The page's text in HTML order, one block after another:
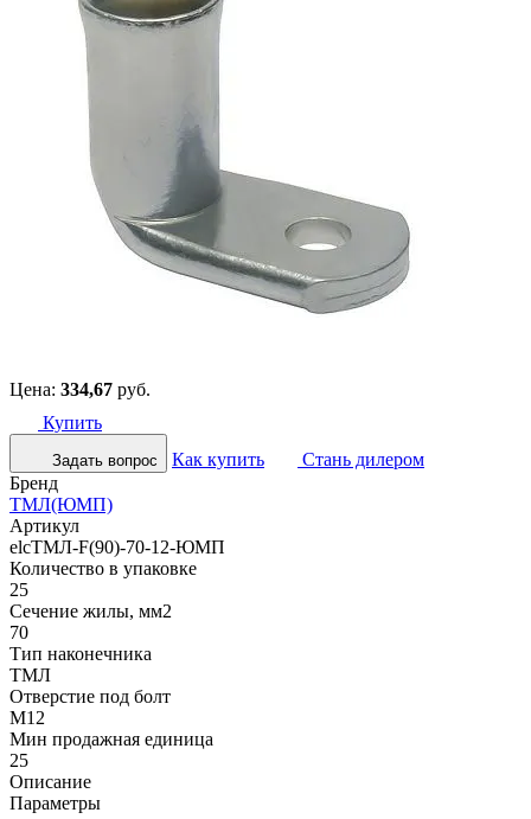
Цена: 334,67 руб.
Купить
Задать вопрос Как купить
Стань дилером
Бренд
ТМЛ(ЮМП)
Артикул
elcТМЛ-F(90)-70-12-ЮМП
Количество в упаковке
25
Сечение жилы, мм2
70
Тип наконечника
ТМЛ
Отверстие под болт
М12
Мин продажная единица
25
Описание
Параметры